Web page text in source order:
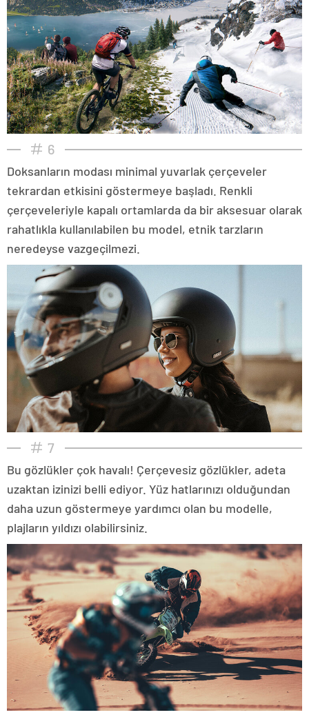
6
Doksanların modası minimal yuvarlak çerçeveler
tekrardan etkisini göstermeye başladı. Renkli
çerçeveleriyle kapalı ortamlarda da bir aksesuar olarak
rahatlıkla kullanılabilen bu model, etnik tarzların
neredeyse vazgeçilmezi.
7
Bu gözlükler çok havalı! Çerçevesiz gözlükler, adeta
uzaktan izinizi belli ediyor. Yüz hatlarınızı olduğundan
daha uzun göstermeye yardımcı olan bu modelle,
plajların yıldızı olabilirsiniz.